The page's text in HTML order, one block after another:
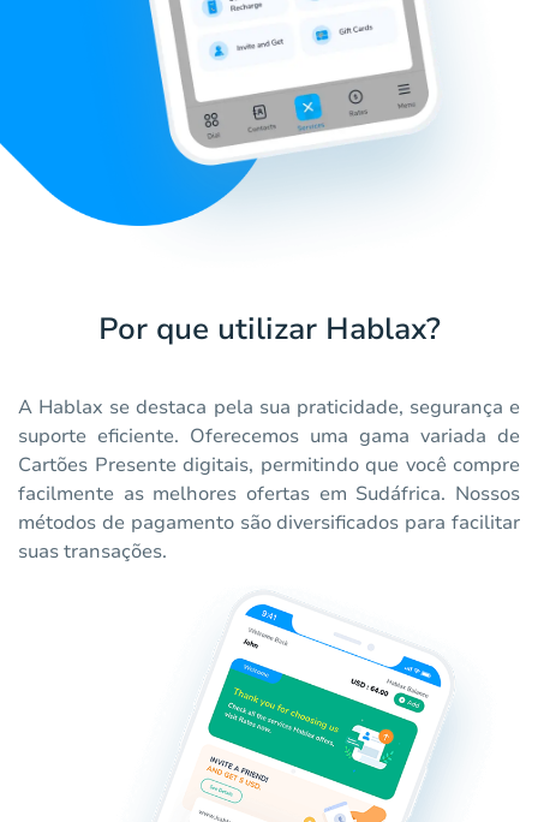
Por que utilizar Hablax?
A Hablax se destaca pela sua praticidade, segurança e
suporte eficiente. Oferecemos uma gama variada de
Cartões Presente digitais, permitindo que você compre
facilmente as melhores ofertas em Sudáfrica. Nossos
métodos de pagamento são diversificados para facilitar
suas transações.